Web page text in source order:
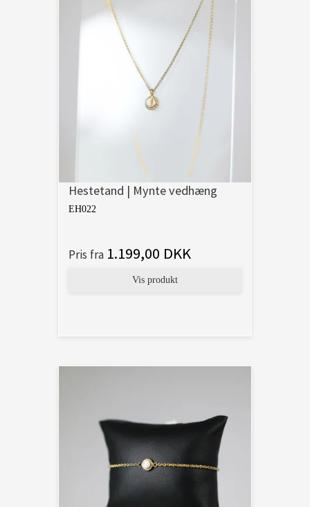
Hestetand | Mynte vedhæng
EH022
Pris fra 1.199,00 DKK
Vis produkt